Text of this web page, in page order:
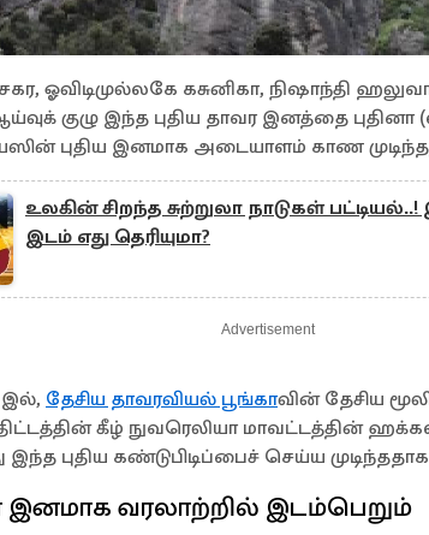
ஓவிடிமுல்லகே கசுனிகா, நிஷாந்தி
குழு இந்த புதிய தாவர இனத்தை புதினா
புதிய இனமாக அடையாளம் காண
உலகின் சிறந்த சுற்றுலா நாடுகள்
இடம் எது தெரியுமா?
Advertisement
இல், தேசிய தாவரவியல் பூங்காவின் தேசிய
கீழ் நுவரெலியா மாவட்டத்தின்
புதிய கண்டுபிடிப்பைச் செய்ய முடிந்ததாக
இனமாக வரலாற்றில் இடம்பெறும்